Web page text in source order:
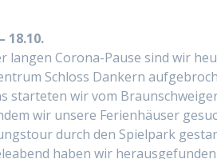
18.10.
lan­gen Coro­na-Pause sind wir
Schloss Dankern
starteten wir vom
wir unsere Ferien­häuser
durch den Spiel­park
haben wir